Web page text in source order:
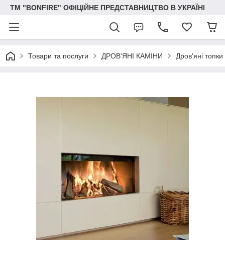
ТМ "BONFIRE" ОФІЦІЙНЕ ПРЕДСТАВНИЦТВО В УКРАЇНІ
Товари та послуги ДРОВ'ЯНІ КАМІНИ Дров'яні